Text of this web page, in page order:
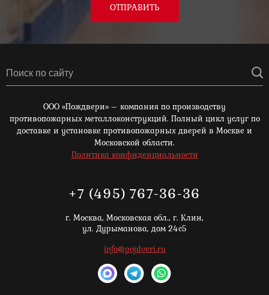
ОТПРАВИТЬ
ООО «Пождвери» – компания по производству
противопожарных металлоконструкций. Полный цикл услуг по
доставке и установке противопожарных дверей в Москве и
Московской области.
Политика конфиденциальности
+7 (495) 767-36-36
г. Москва, Московская обл., г. Клин,
ул. Дурыманова, дом 24с5
info@pojdveri.ru